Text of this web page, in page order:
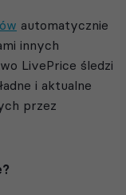
automatycznie
innych
LivePrice śledzi
i aktualne
przez